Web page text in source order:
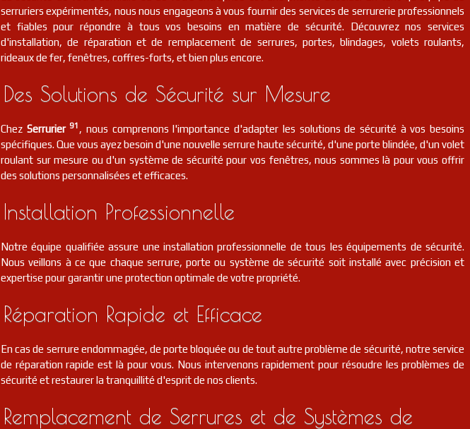
serruriers expérimentés, nous nous engageons à vous fournir des services de serrurerie professionnels
et fiables pour répondre à tous vos besoins en matière de sécurité. Découvrez nos services
d'installation, de réparation et de remplacement de serrures, portes, blindages, volets roulants,
rideaux de fer, fenêtres, coffres-forts, et bien plus encore.
Des Solutions de Sécurité sur Mesure
Chez Serrurier91 , nous comprenons l'importance d'adapter les solutions de sécurité à vos besoins
spécifiques. Que vous ayez besoin d'une nouvelle serrure haute sécurité, d'une porte blindée, d'un volet
roulant sur mesure ou d'un système de sécurité pour vos fenêtres, nous sommes là pour vous offrir
des solutions personnalisées et efficaces.
Installation Professionnelle
Notre équipe qualifiée assure une installation professionnelle de tous les équipements de sécurité.
Nous veillons à ce que chaque serrure, porte ou système de sécurité soit installé avec précision et
expertise pour garantir une protection optimale de votre propriété.
Réparation Rapide et Efficace
En cas de serrure endommagée, de porte bloquée ou de tout autre problème de sécurité, notre service
de réparation rapide est là pour vous. Nous intervenons rapidement pour résoudre les problèmes de
sécurité et restaurer la tranquillité d'esprit de nos clients.
Remplacement de Serrures et de Systèmes de